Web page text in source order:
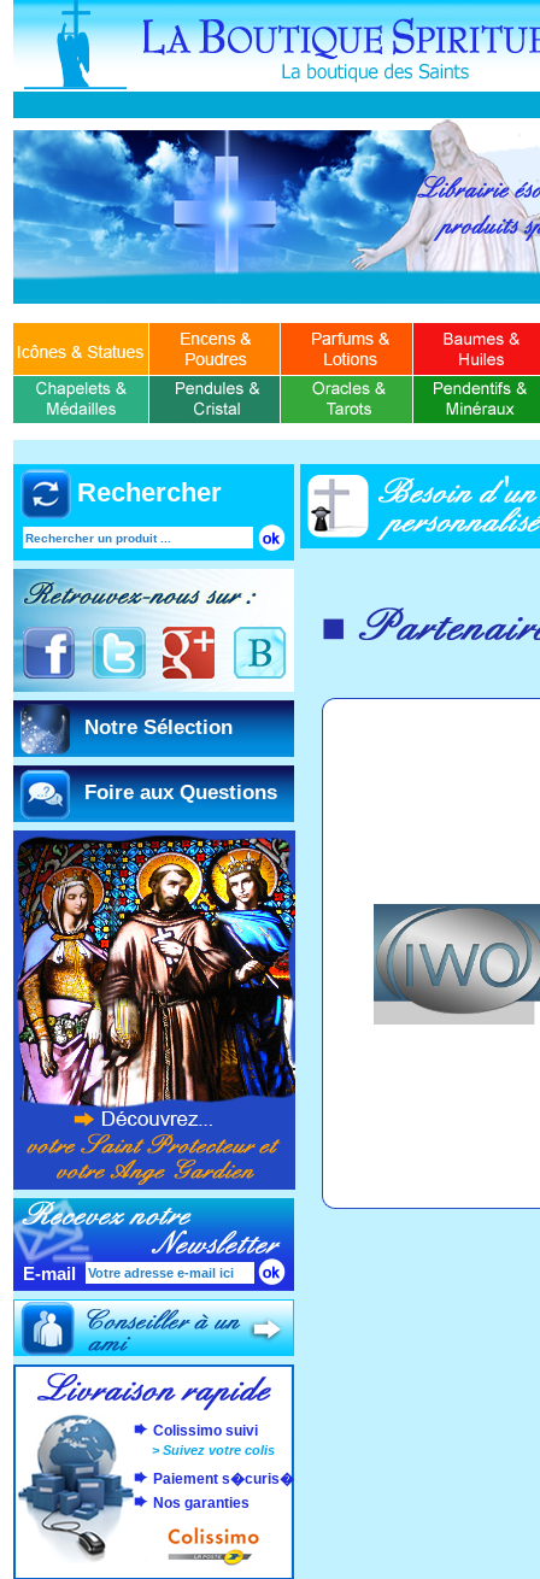
Rechercher
Notre Sélection
Foire aux Questions
E-mail
Colissimo suivi
>Suivez votre colis
Paiement s�curis�
Nos garanties